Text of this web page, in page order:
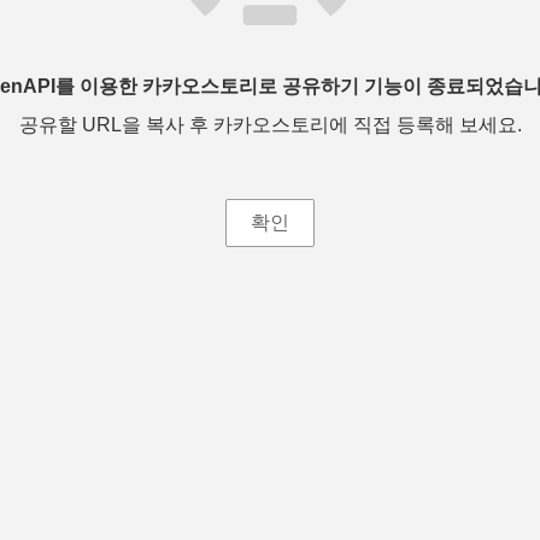
를 이용한 카카오스토리로 공유하기 기능이 종료되었습
공유할 URL을 복사 후 카카오스토리에 직접 등록해 보세요.
확인